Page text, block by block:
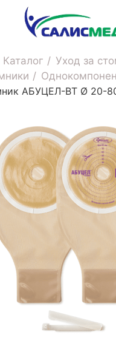
Каталог
Уход за
АБУЦЕЛ-ВТ Ø 20-